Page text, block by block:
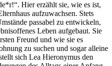
Hier erzählt sie, wie es ist,
aufzuwachsen. Stets
passabel zu entwickeln,
Leben aufgebaut. Sie
Freund und wie sie es
zu suchen und sogar alleine
sich Lea Hieronymus den